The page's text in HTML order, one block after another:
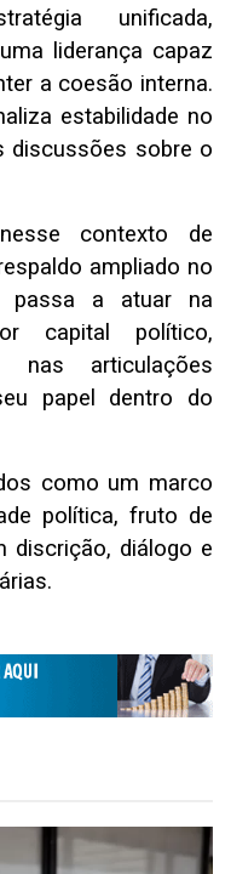
unificada,
liderança capaz
a coesão interna.
estabilidade no
discussões sobre o
contexto de
ampliado no
passa a atuar na
capital político,
nas articulações
papel dentro do
como um marco
política, fruto de
discrição, diálogo e